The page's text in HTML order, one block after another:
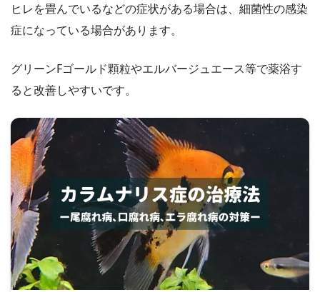
ヒレを畳んでいるなどの症状がある場合は、細菌性の感染
症になっている場合があります。
グリーンFゴールド顆粒やエルバージュエース等で薬浴す
ると改善しやすいです。